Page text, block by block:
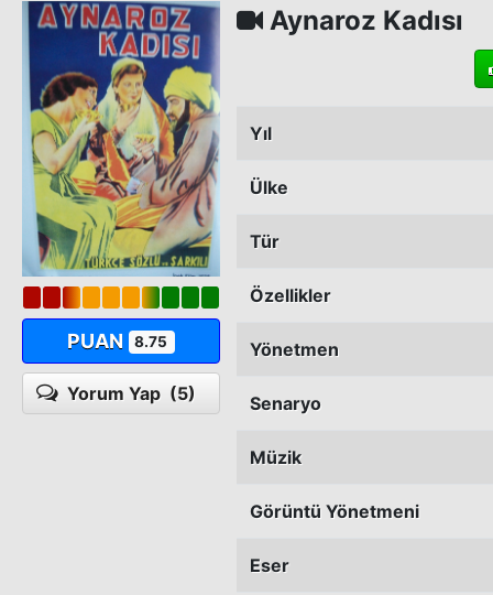
PUAN 8.75
Yorum Yap (5)
Aynaroz Kadısı
Yıl
Ülke
Tür
Özellikler
Yönetmen
Senaryo
Müzik
Görüntü Yönetmeni
Eser